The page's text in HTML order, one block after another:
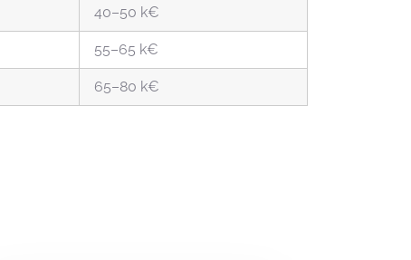
40–50 k€
55–65 k€
65–80 k€